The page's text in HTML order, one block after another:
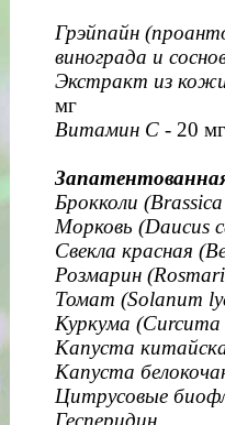
Грэйпайн
винограда и
Экстракт из
мг
Витамин С - 20 мг
Брокколи
Морковь (Daucus
Свекла красная
Розмарин
Томат (Solanum
Куркума
Капуста
Капуста
Цитрусовые
Гесперидин